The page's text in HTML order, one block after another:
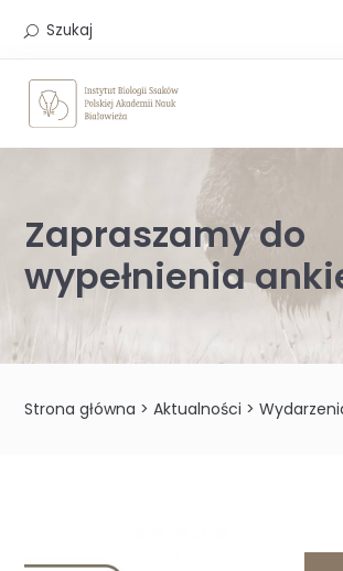
Szukaj
Zapraszamy do
wypełnienia
Strona główna >Aktualności >